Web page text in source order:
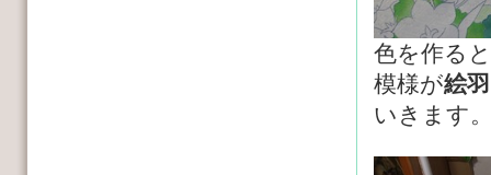
色を作る
模様が絵羽
いきます